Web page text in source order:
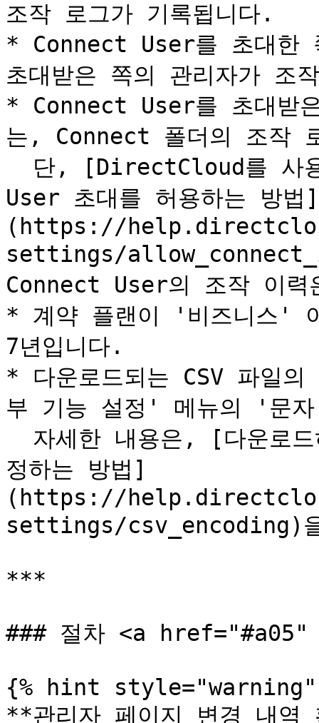
조작 로그가 기록됩니다.
* Connect User를 초대한
초대받은 쪽의 관리자가 조
* Connect User를 초대받
는, Connect 폴더의 조작
User 초대를 허용하는 방법]
(https://
settings/
Connect User의 조작 이력
* 계약 플랜이 '비즈니스'
7년입니다.
* 다운로드되는 CSV 파일
부 기능 설정' 메뉴의 '문
정하는 방법]
(https://
settings/csv_encoding)
***
### 절차 <a
{% hint style="warning"
**관리자 페이지 변경 내역